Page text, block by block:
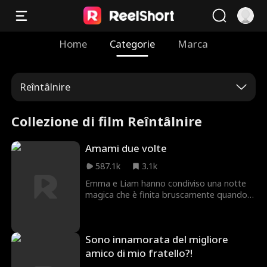
Home Categorie Marca
Reîntâlnire
Collezione di film Reîntâlnire
Amami due volte
587.1k
3.1k
Emma e Liam hanno condiviso una notte
magica che è finita bruscamente quando
Emma, dove Liam è il testimone dello
sposo. Mentre i loro sentimenti irrisolti
Sono innamorata del migliore
amico di mio fratello?!